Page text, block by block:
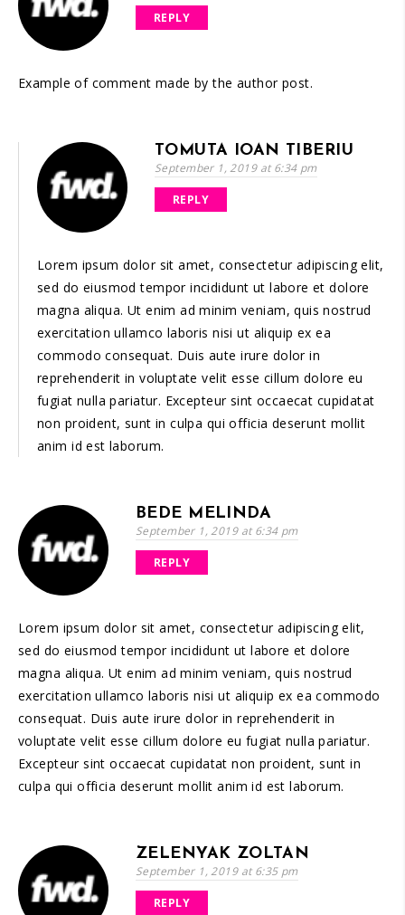
REPLY
Example of comment made by the author post.
TOMUTA IOAN TIBERIU
September 1, 2019 at 6:34 pm
REPLY
Lorem ipsum dolor sit amet, consectetur adipiscing elit,
sed do eiusmod tempor incididunt ut labore et dolore
magna aliqua. Ut enim ad minim veniam, quis nostrud
exercitation ullamco laboris nisi ut aliquip ex ea
commodo consequat. Duis aute irure dolor in
reprehenderit in voluptate velit esse cillum dolore eu
fugiat nulla pariatur. Excepteur sint occaecat cupidatat
non proident, sunt in culpa qui officia deserunt mollit
anim id est laborum.
BEDE MELINDA
September 1, 2019 at 6:34 pm
REPLY
Lorem ipsum dolor sit amet, consectetur adipiscing elit,
sed do eiusmod tempor incididunt ut labore et dolore
magna aliqua. Ut enim ad minim veniam, quis nostrud
exercitation ullamco laboris nisi ut aliquip ex ea commodo
consequat. Duis aute irure dolor in reprehenderit in
voluptate velit esse cillum dolore eu fugiat nulla pariatur.
Excepteur sint occaecat cupidatat non proident, sunt in
culpa qui officia deserunt mollit anim id est laborum.
ZELENYAK ZOLTAN
September 1, 2019 at 6:35 pm
REPLY